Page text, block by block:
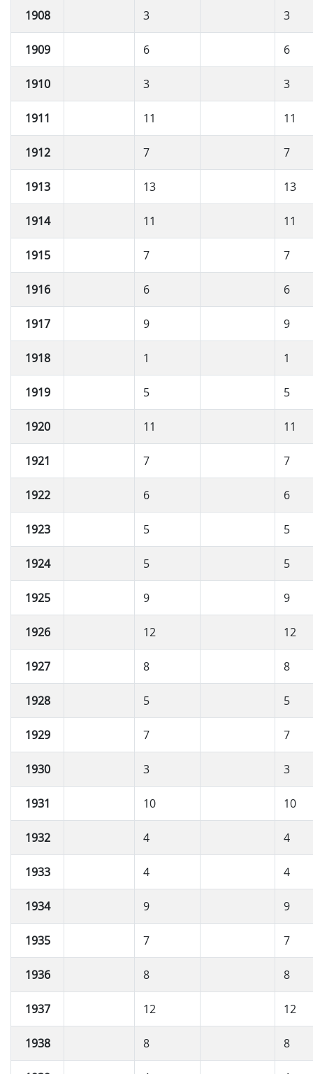
1908 3 3
1909 6 6
1910 3 3
1911 11 11
1912 7 7
1913 13 13
1914 11 11
1915 7 7
1916 6 6
1917 9 9
1918 1 1
1919 5 5
1920 11 11
1921 7 7
1922 6 6
1923 5 5
1924 5 5
1925 9 9
1926 12 12
1927 8 8
1928 5 5
1929 7 7
1930 3 3
1931 10 10
1932 4 4
1933 4 4
1934 9 9
1935 7 7
1936 8 8
1937 12 12
1938 8 8